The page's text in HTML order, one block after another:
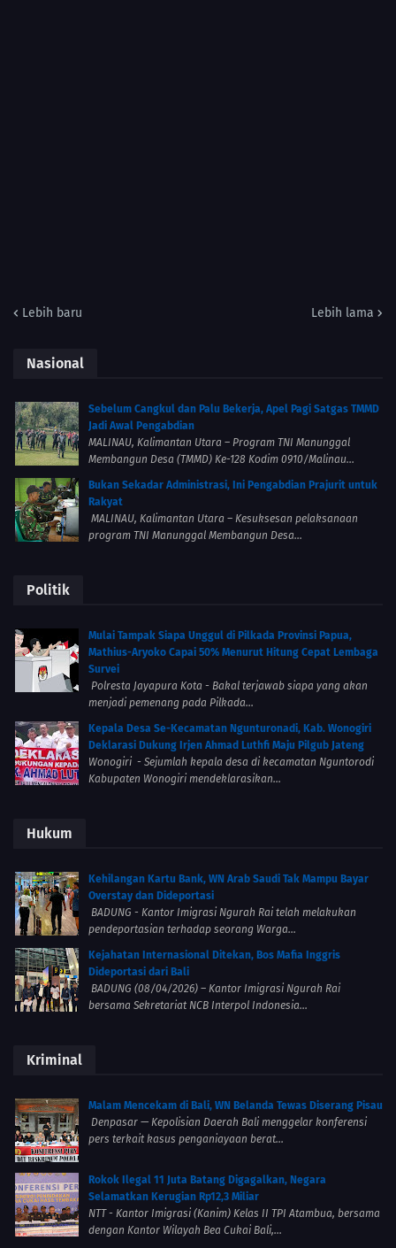
Lebih baru Lebih lama
Nasional
Sebelum Cangkul dan Palu Bekerja, Apel Pagi Satgas TMMD
Jadi Awal Pengabdian
MALINAU, Kalimantan Utara – Program TNI Manunggal
Membangun Desa (TMMD) Ke-128 Kodim 0910/Malinau...
Bukan Sekadar Administrasi, Ini Pengabdian Prajurit untuk
Rakyat
MALINAU, Kalimantan Utara – Kesuksesan pelaksanaan
program TNI Manunggal Membangun Desa...
Politik
Mulai Tampak Siapa Unggul di Pilkada Provinsi Papua,
Mathius-Aryoko Capai 50% Menurut Hitung Cepat Lembaga
Survei
Polresta Jayapura Kota - Bakal terjawab siapa yang akan
menjadi pemenang pada Pilkada...
Kepala Desa Se-Kecamatan Ngunturonadi, Kab. Wonogiri
Deklarasi Dukung Irjen Ahmad Luthfi Maju Pilgub Jateng
Wonogiri - Sejumlah kepala desa di kecamatan Nguntorodi
Kabupaten Wonogiri mendeklarasikan...
Hukum
Kehilangan Kartu Bank, WN Arab Saudi Tak Mampu Bayar
Overstay dan Dideportasi
BADUNG - Kantor Imigrasi Ngurah Rai telah melakukan
pendeportasian terhadap seorang Warga...
Kejahatan Internasional Ditekan, Bos Mafia Inggris
Dideportasi dari Bali
BADUNG (08/04/2026) – Kantor Imigrasi Ngurah Rai
bersama Sekretariat NCB Interpol Indonesia...
Kriminal
Malam Mencekam di Bali, WN Belanda Tewas Diserang Pisau
Denpasar — Kepolisian Daerah Bali menggelar konferensi
pers terkait kasus penganiayaan berat...
Rokok Ilegal 11 Juta Batang Digagalkan, Negara
Selamatkan Kerugian Rp12,3 Miliar
NTT - Kantor Imigrasi (Kanim) Kelas II TPI Atambua, bersama
dengan Kantor Wilayah Bea Cukai Bali,...